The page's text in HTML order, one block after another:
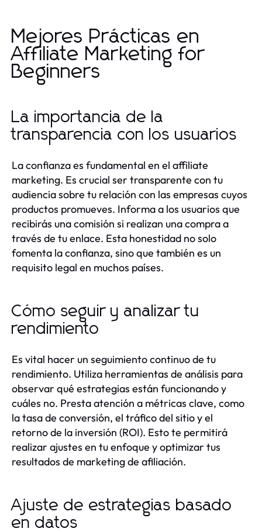
Mejores Prácticas en
Affiliate Marketing for
Beginners
La importancia de la
transparencia con los usuarios
La confianza es fundamental en el affiliate
marketing. Es crucial ser transparente con tu
audiencia sobre tu relación con las empresas cuyos
productos promueves. Informa a los usuarios que
recibirás una comisión si realizan una compra a
través de tu enlace. Esta honestidad no solo
fomenta la confianza, sino que también es un
requisito legal en muchos países.
Cómo seguir y analizar tu
rendimiento
Es vital hacer un seguimiento continuo de tu
rendimiento. Utiliza herramientas de análisis para
observar qué estrategias están funcionando y
cuáles no. Presta atención a métricas clave, como
la tasa de conversión, el tráfico del sitio y el
retorno de la inversión (ROI). Esto te permitirá
realizar ajustes en tu enfoque y optimizar tus
resultados de marketing de afiliación.
Ajuste de estrategias basado
en datos